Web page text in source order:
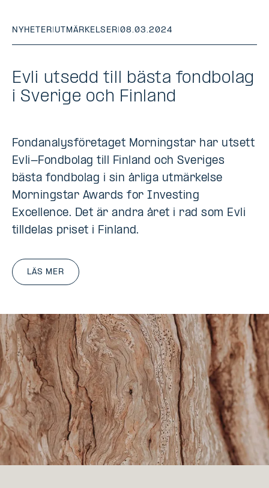
NYHETER| UTMÄRKELSER|08.03.2024
Evli utsedd till bästa fondbolag
i Sverige och Finland
Fondanalysföretaget Morningstar har utsett
Evli-Fondbolag till Finland och Sveriges
bästa fondbolag i sin årliga utmärkelse
Morningstar Awards for Investing
Excellence. Det är andra året i rad som Evli
tilldelas priset i Finland.
LÄS MER